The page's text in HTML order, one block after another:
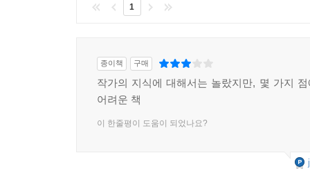
1
종이책 구매
작가의 지식에 대해서는 놀랐지만, 몇 가지
어려운 책
이 한줄평이 도움이 되었나요?